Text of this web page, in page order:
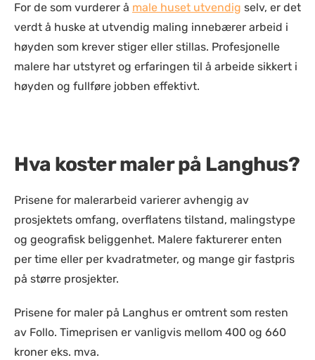
For de som vurderer å male huset utvendig selv, er det
verdt å huske at utvendig maling innebærer arbeid i
høyden som krever stiger eller stillas. Profesjonelle
malere har utstyret og erfaringen til å arbeide sikkert i
høyden og fullføre jobben effektivt.
Hva koster maler på Langhus?
Prisene for malerarbeid varierer avhengig av
prosjektets omfang, overflatens tilstand, malingstype
og geografisk beliggenhet. Malere fakturerer enten
per time eller per kvadratmeter, og mange gir fastpris
på større prosjekter.
Prisene for maler på Langhus er omtrent som resten
av Follo. Timeprisen er vanligvis mellom 400 og 660
kroner eks. mva.